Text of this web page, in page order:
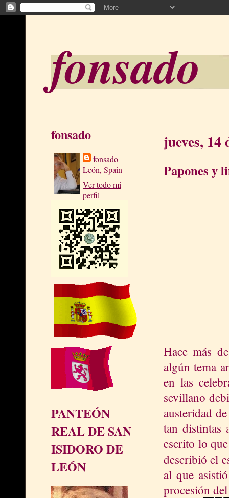
fonsado
fonsado
fonsado
León, Spain
Ver todo mi
perfil
PANTEÓN
REAL DE SAN
ISIDORO DE
LEÓN
jueves, 14
Papones y
Hace más
algún tema
en las
sevillano
austeridad
tan distintas
escrito lo
describió el
al que
procesión